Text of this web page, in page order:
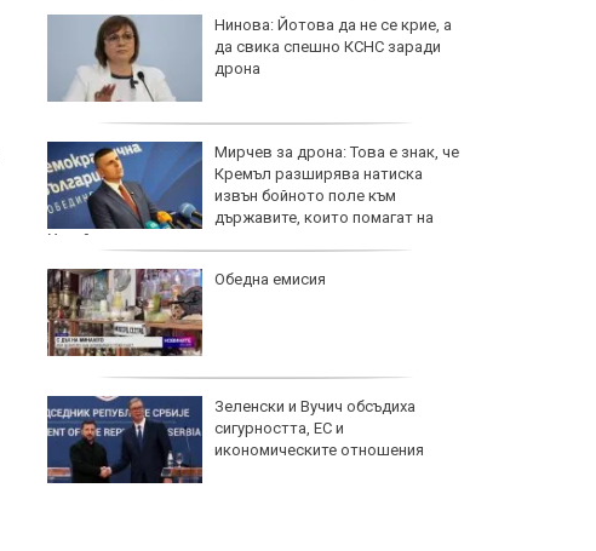
Нинова: Йотова да не се крие, а
да свика спешно КСНС заради
дрона
Мирчев за дрона: Това е знак, че
Кремъл разширява натиска
извън бойното поле към
държавите, които помагат на
Украйна
Обедна емисия
Зеленски и Вучич обсъдиха
сигурността, ЕС и
икономическите отношения